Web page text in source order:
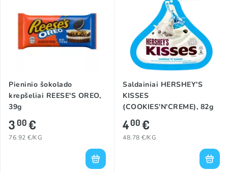
Pieninio šokolado
krepšeliai REESE'S OREO,
39g
300€
76.92 €/KG
Saldainiai HERSHEY'S
KISSES
(COOKIES'N'CREME), 82g
400€
48.78 €/KG